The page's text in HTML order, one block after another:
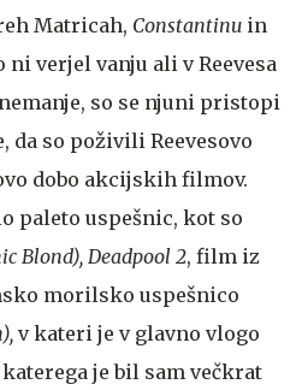
Matricah, Constantinu in
ni verjel vanju ali v Reevesa
so se njuni pristopi
da so poživili Reevesovo
dobo akcijskih filmov.
paleto uspešnic, kot so
Blond), Deadpool 2, film iz
morilsko uspešnico
v kateri je v glavno vlogo
katerega je bil sam večkrat